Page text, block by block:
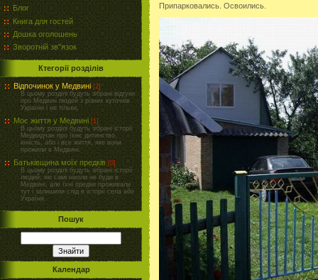
Блог
Книга для гостей
Дошка оголошень
Зворотній зв"язок
Ктегорії розділів
Відпочинок у Медвині [2]
В цьому розділі будуть зібрані відгуки
про Медвин людей з різних куточків
України і не тільки.
Моє життя у Медвині [1]
В цьому розділі будуть зібрані історії
Медвидчан про їхнє дитинство,
юність, або і все життя, яке вони
прожили в Медвині.
Батьківщина моїх предків [0]
В цьому розділі будуть зібрані історії
людей, які самі ніколи не буди в
Медвині, але їхні предки проживали
тут і залишили слід в історії села або
України.
Пошук
Календар
Припарковались. Освоились.